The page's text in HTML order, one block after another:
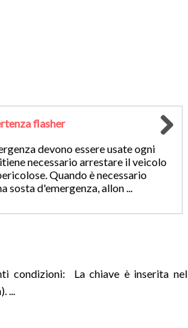
flasher
devono essere usate ogni
necessario arrestare il veicolo
Quando è necessario
sosta d'emergenza, allon ...
condizioni: La chiave è inserita nel
...